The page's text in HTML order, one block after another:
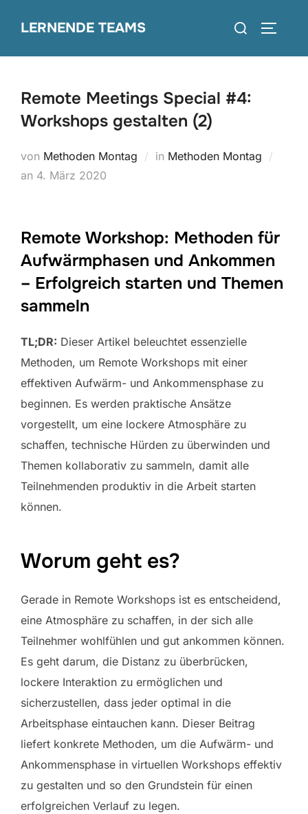
InhaltLERNENDE TEAMS
Suchen
Remote Meetings Special #4:
Workshops gestalten (2)
von Methoden Montag in Methoden Montag
an Veröffentlicht
4. März 2020
Remote Workshop: Methoden für
Aufwärmphasen und Ankommen
– Erfolgreich starten und Themen
sammeln
TL;DR: Dieser Artikel beleuchtet essenzielle
Methoden, um Remote Workshops mit einer
effektiven Aufwärm- und Ankommensphase zu
beginnen. Es werden praktische Ansätze
vorgestellt, um eine lockere Atmosphäre zu
schaffen, technische Hürden zu überwinden und
Themen kollaborativ zu sammeln, damit alle
Teilnehmenden produktiv in die Arbeit starten
können.
Worum geht es?
Gerade in Remote Workshops ist es entscheidend,
eine Atmosphäre zu schaffen, in der sich alle
Teilnehmer wohlfühlen und gut ankommen können.
Es geht darum, die Distanz zu überbrücken,
lockere Interaktion zu ermöglichen und
sicherzustellen, dass jeder optimal in die
Arbeitsphase eintauchen kann. Dieser Beitrag
liefert konkrete Methoden, um die Aufwärm- und
Ankommensphase in virtuellen Workshops effektiv
zu gestalten und so den Grundstein für einen
erfolgreichen Verlauf zu legen.